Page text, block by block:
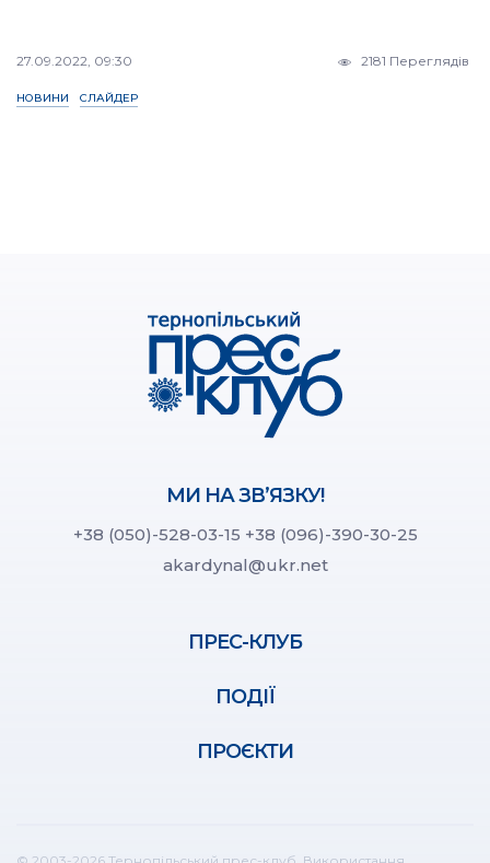
27.09.2022, 09:30 2181 Переглядів
НОВИНИ СЛАЙДЕР
МИ НА ЗВ’ЯЗКУ!
+38 (050)-528-03-15 +38 (096)-390-30-25
akardynal@ukr.net
ПРЕС-КЛУБ
ПОДІЇ
ПРОЄКТИ